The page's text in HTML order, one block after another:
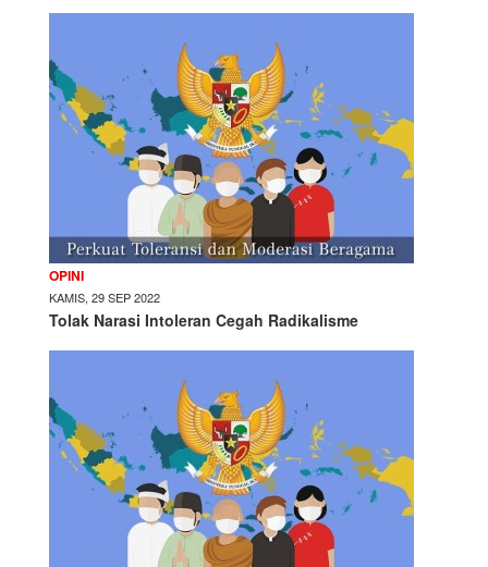
OPINI
KAMIS, 29 SEP 2022
Tolak Narasi Intoleran Cegah Radikalisme